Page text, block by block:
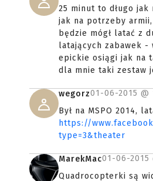
25 minut to długo
jak na potrzeby
będzie mógł latać z
latających zabawek
epickie osiągi jak na
dla mnie taki zestaw
wegorz01-06-2015 @
Był na MSPO 2014,
https://
type=3&theater
MarekMac01-06-2015
Quadrocopterki są